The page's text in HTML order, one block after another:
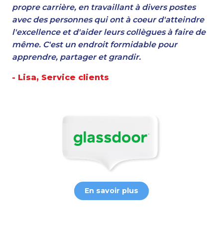
propre carrière, en travaillant à divers postes
avec des personnes qui ont à coeur d'atteindre
l'excellence et d'aider leurs collègues à faire de
même. C'est un endroit formidable pour
apprendre, partager et grandir.
- Lisa, Service clients
En savoir plus